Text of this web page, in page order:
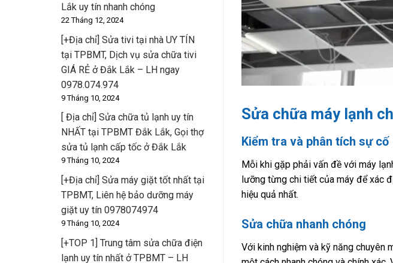
Lắk uy tín nhanh chóng
22 Tháng 12, 2024
[+Địa chỉ] Sửa tivi tại nhà UY TÍN
tại TPBMT, Dịch vụ sửa chữa tivi
GIÁ RẺ ở Đắk Lắk – LH ngay
0978.074.974
9 Tháng 10, 2024
[ Địa chỉ] Sửa chữa tủ lạnh uy tín
NHẤT tại TPBMT Đắk Lắk, Gọi thợ
sửa tủ lạnh cấp tốc ở Đắk Lắk
9 Tháng 10, 2024
[+Địa chỉ] Sửa máy giặt tốt nhất tại
TPBMT, Liên hệ bảo dưỡng máy
giặt uy tín 0978074974
9 Tháng 10, 2024
[+TOP 1] Trung tâm sửa chữa điện
lạnh uy tín nhất ở TPBMT – LH
Sửa chữa máy lạnh
Kiểm tra và phân tích sự cố
Mỗi khi gặp phải vấn đề với máy
lưỡng từng chi tiết của máy để xác
hiệu quả nhất.
Sửa chữa nhanh chóng
Với kinh nghiệm và kỹ năng chuyên